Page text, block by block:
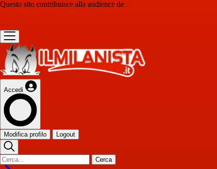
Questo sito contribuisce alla audience de
Accedi
Modifica profilo Logout
Cerca